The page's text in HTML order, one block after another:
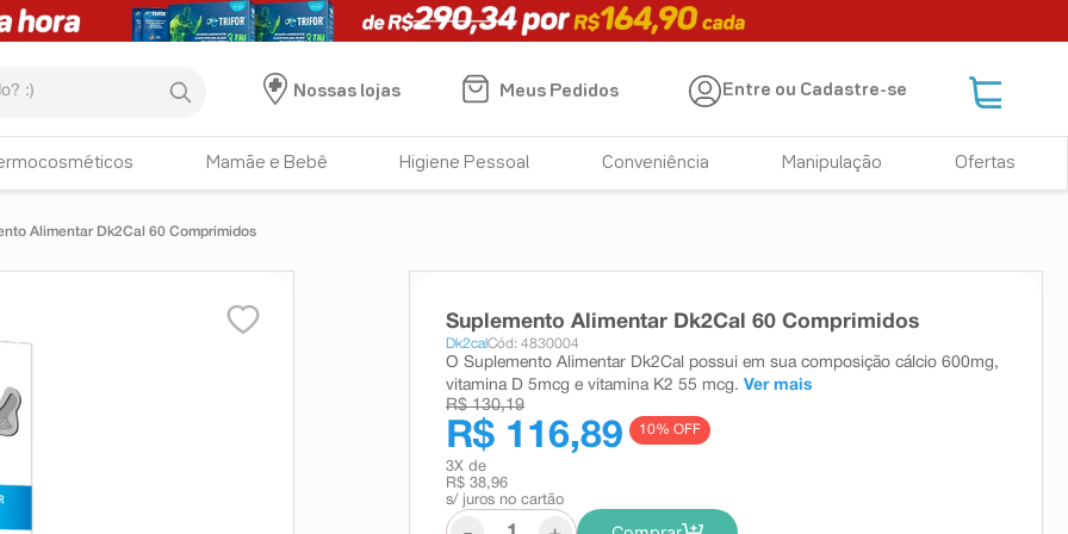
Nossas lojas
Meus Pedidos Entre ou Cadastre-se
Mamãe e Bebê Higiene Pessoal Conveniência Manipulação Ofertas
Alimentar Dk2Cal 60 Comprimidos
Suplemento Alimentar Dk2Cal 60 Comprimidos
Dk2calCód: 4830004
O Suplemento Alimentar Dk2Cal possui em sua composição cálcio 600mg,
vitamina D 5mcg e vitamina K2 55 mcg. Ver mais
R$ 130,19
R$ 116,89 10% OFF
3X de
R$ 38,96
s/ juros no cartão